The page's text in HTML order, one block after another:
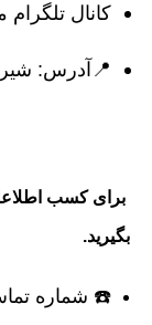
کانال تلگرام
📍آدرس:
برای کسب
بگیرید.
☎️ شماره